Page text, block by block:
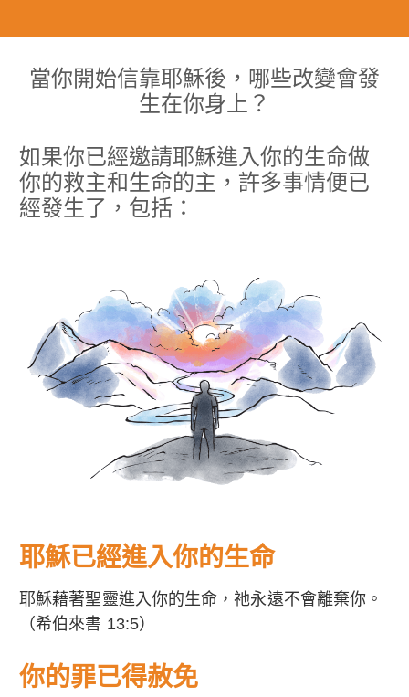
當你開始信靠耶穌後，哪些改變會發
生在你身上？
如果你已經邀請耶穌進入你的生命做
你的救主和生命的主，許多事情便已
經發生了，包括：
耶穌已經進入你的生命
耶穌藉著聖靈進入你的生命，祂永遠不會離棄你。
（希伯來書 13:5）
你的罪已得赦免